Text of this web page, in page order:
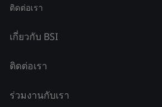
ติดต่อเรา
เกี่ยวกับ BSI
ติดต่อเรา
ร่วมงานกับเรา